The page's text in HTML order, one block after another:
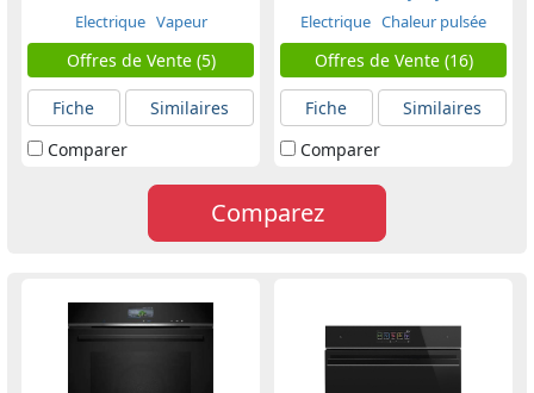
Electrique Vapeur
Offres de Vente (5)
Fiche
Similaires
Comparer
Electrique Chaleur pulsée
Offres de Vente (16)
Fiche
Similaires
Comparer
Comparez